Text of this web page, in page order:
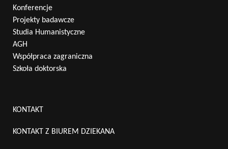
Konferencje
Projekty badawcze
Studia Humanistyczne
AGH
Współpraca zagraniczna
Szkoła doktorska
KONTAKT
KONTAKT Z BIUREM DZIEKANA